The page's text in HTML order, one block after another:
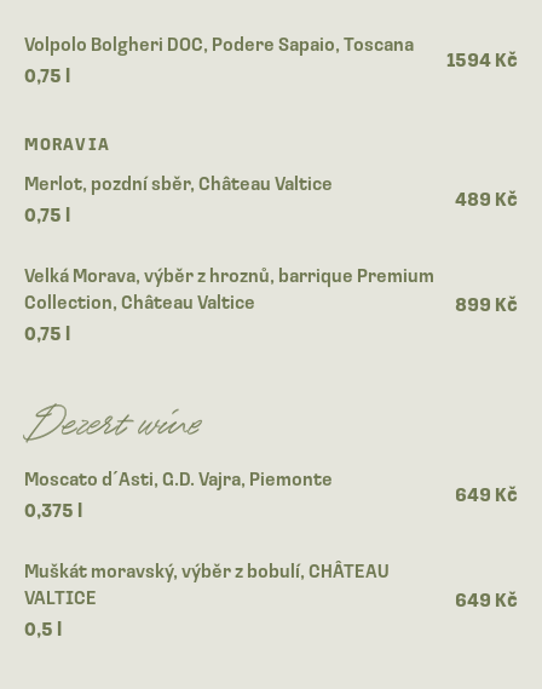
Volpolo Bolgheri DOC, Podere Sapaio, Toscana
0,75 l
1594 Kč
MORAVIA
Merlot, pozdní sběr, Château Valtice
0,75 l
489 Kč
Velká Morava, výběr z hroznů, barrique Premium
Collection, Château Valtice
0,75 l
899 Kč
Dezert wine
Moscato d´Asti, G.D. Vajra, Piemonte
0,375 l
649 Kč
Muškát moravský, výběr z bobulí, CHÂTEAU
VALTICE
0,5 l
649 Kč